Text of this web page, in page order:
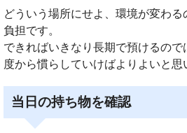
どういう場所にせよ、環境が変わ
負担です。
できればいきなり長期で預けるの
度から慣らしていけばよりよいと思
当日の持ち物を確認